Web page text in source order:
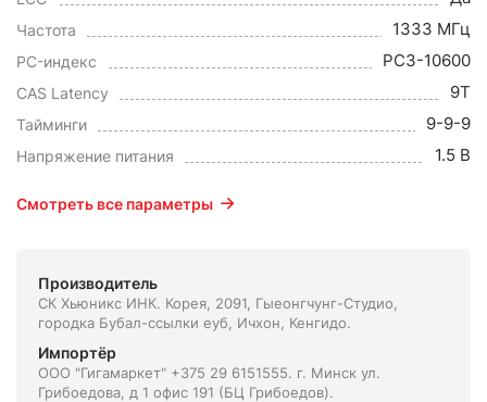
Частота 1333 МГц
PC-индекс PC3-10600
CAS Latency 9T
Тайминги 9-9-9
Напряжение питания 1.5 В
Смотреть все параметры
Производитель
СК Хьюникс ИНК. Корея, 2091, Гыеонгчунг-Студио,
городка Бубал-ссылки еуб, Ичхон, Кенгидо.
Импортёр
ООО "Гигамаркет" +375 29 6151555. г. Минск ул.
Грибоедова, д 1 офис 191 (БЦ Грибоедов).